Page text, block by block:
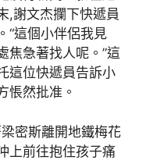
,謝文杰攔下快遞員
“這個小伴侶我見
焦急著找人呢。”這
這位快遞員告訴小
悵然批准。
密斯離開地鐵梅花
上前往抱住孩子痛